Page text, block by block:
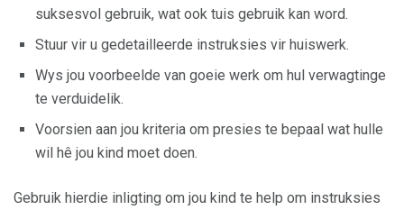
suksesvol gebruik, wat ook tuis gebruik kan word.
Stuur vir u gedetailleerde instruksies vir huiswerk.
Wys jou voorbeelde van goeie werk om hul verwagtinge
te verduidelik.
Voorsien aan jou kriteria om presies te bepaal wat hulle
wil hê jou kind moet doen.
Gebruik hierdie inligting om jou kind te help om instruksies